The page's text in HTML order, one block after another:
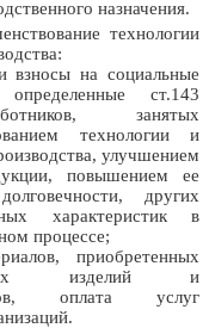
назначения.
технологии
взносы на социальные
определенные ст.143
занятых
технологии и
улучшением
повышением ее
других
характеристик в
процессе;
приобретенных
изделий и
оплата услуг